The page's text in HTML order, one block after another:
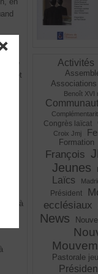
et
la
à
Activités
Associations
Benoît XVI
Congrès laïcat
Croix Jmj
Formation
François
Jeunes
Laïcs
Président
ecclésiaux
News
Pastorale